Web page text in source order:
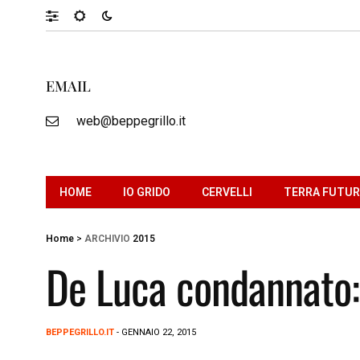
EMAIL
web@beppegrillo.it
HOME IO GRIDO CERVELLI TERRA
Home > ARCHIVIO 2015
De Luca
BEPPEGRILLO.IT - GENNAIO 22, 2015